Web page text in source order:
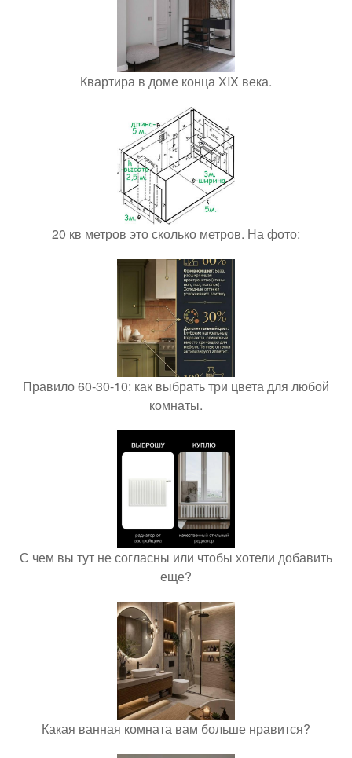
Квартира в доме конца XIX века.
20 кв метров это сколько метров. На фото:
Правило 60-30-10: как выбрать три цвета для любой
комнаты.
С чем вы тут не согласны или чтобы хотели добавить
еще?
Какая ванная комната вам больше нравится?